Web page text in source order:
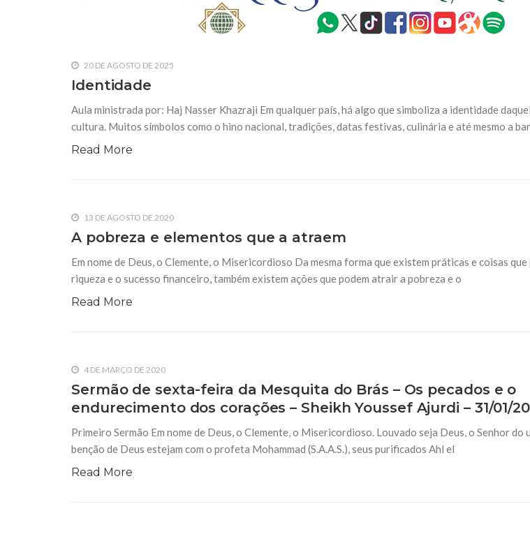
Falecimento do Imam Ali Ibn Al-Hussein (A.S.)
Em nome de Deus, o Clemente, o Misericordioso! Diante da data em que
3 DE
Na noite
sede, em
20 DE AGOSTO DE 2025
Identidade
Aula ministrada por: Haj Nasser Khazraji Em qualquer país, há algo que simboliza a identidade
cultura. Muitos símbolos como o hino nacional, tradições, datas festivas, culinária e até mesmo a
Read More
13 DE AGOSTO DE 2020
A pobreza e elementos que a atraem
Em nome de Deus, o Clemente, o Misericordioso Da mesma forma que existem práticas e coisas
riqueza e o sucesso financeiro, também existem ações que podem atrair a pobreza e o
Read More
4 DE MARÇO DE 2020
Sermão de sexta-feira da Mesquita do Brás – Os pecados e o
endurecimento dos corações – Sheikh Youssef Ajurdi – 31/01/
Primeiro Sermão Em nome de Deus, o Clemente, o Misericordioso. Louvado seja Deus, o Senhor do
benção de Deus estejam com o profeta Mohammad (S.A.A.S.), seus purificados Ahl el
Read More